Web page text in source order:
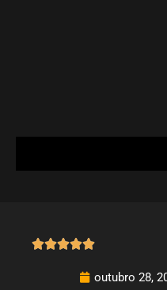

outubro 28,